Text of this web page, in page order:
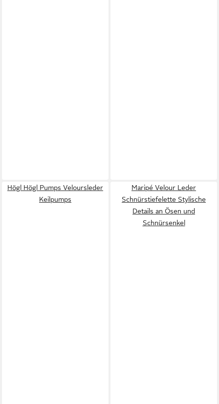
Högl Högl Pumps Veloursleder
Keilpumps
Maripé Velour Leder
Schnürstiefelette Stylische
Details an Ösen und
Schnürsenkel